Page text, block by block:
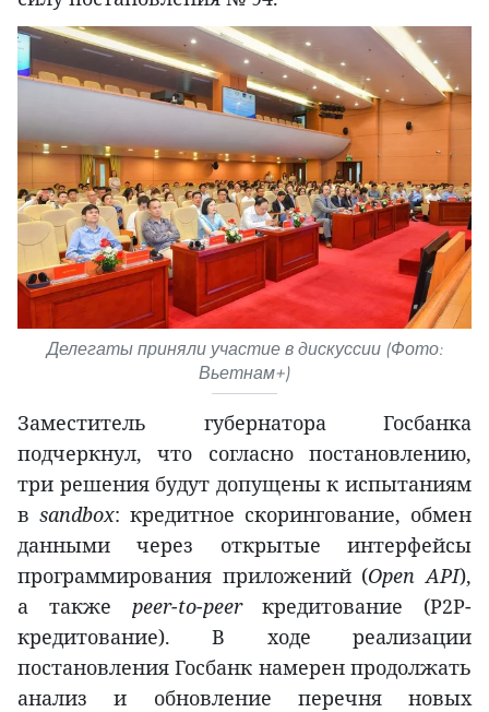
Делегаты приняли участие в дискуссии (Фото:
Вьетнам+)
Заместитель губернатора Госбанка
подчеркнул, что согласно постановлению,
три решения будут допущены к испытаниям
в sandbox: кредитное скорингование, обмен
данными через открытые интерфейсы
программирования приложений (Open API),
а также peer-to-peerкредитование (P2P-
кредитование). В ходе реализации
постановления Госбанк намерен продолжать
анализ и обновление перечня новых